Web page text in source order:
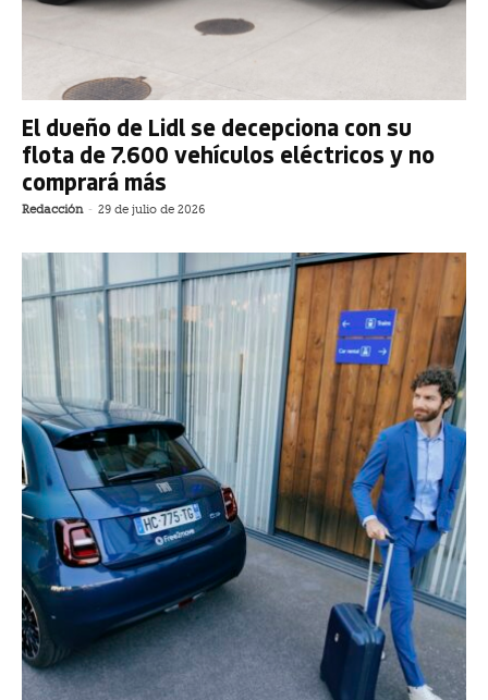
El dueño de Lidl se decepciona con su
flota de 7.600 vehículos eléctricos y no
comprará más
Redacción - 29 de julio de 2026